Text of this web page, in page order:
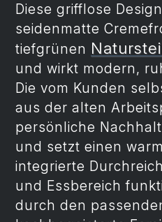
Diese grifflose
seidenmatte
tiefgrünen
und wirkt modern,
Die vom Kunden
aus der alten
persönliche
und setzt einen
integrierte
und Essbereich
durch den